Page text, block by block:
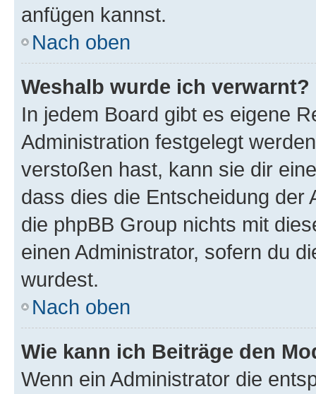
anfügen kannst.
Nach oben
Weshalb wurde ich verwarnt?
In jedem Board gibt es eigene
Administration festgelegt
verstoßen hast, kann sie dir
dass dies die Entscheidung der
die phpBB Group nichts mit
einen Administrator, sofern du
wurdest.
Nach oben
Wie kann ich Beiträge den
Wenn ein Administrator die